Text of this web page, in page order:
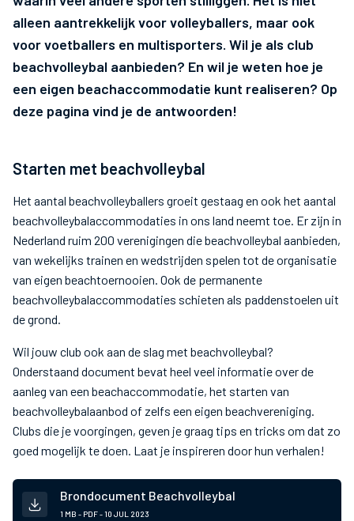
alleen aantrekkelijk voor volleyballers, maar ook
voor voetballers en multisporters. Wil je als club
beachvolleybal aanbieden? En wil je weten hoe je
een eigen beachaccommodatie kunt realiseren? Op
deze pagina vind je de antwoorden!
Starten met beachvolleybal
Het aantal beachvolleyballers groeit gestaag en ook het aantal
beachvolleybalaccommodaties in ons land neemt toe. Er zijn in
Nederland ruim 200 verenigingen die beachvolleybal aanbieden,
van wekelijks trainen en wedstrijden spelen tot de organisatie
van eigen beachtoernooien. Ook de permanente
beachvolleybalaccommodaties schieten als paddenstoelen uit
de grond.
Wil jouw club ook aan de slag met beachvolleybal?
Onderstaand document bevat heel veel informatie over de
aanleg van een beachaccommodatie, het starten van
beachvolleybalaanbod of zelfs een eigen beachvereniging.
Clubs die je voorgingen, geven je graag tips en tricks om dat zo
goed mogelijk te doen. Laat je inspireren door hun verhalen!
Brondocument Beachvolleybal
1 MB - PDF -10 JUL 2023